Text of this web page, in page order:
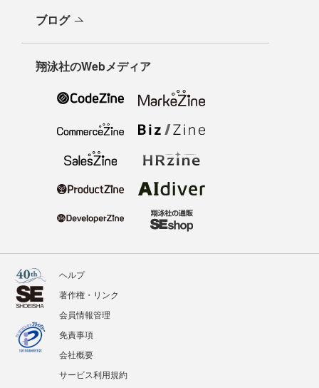
ブログ
翔泳社のWebメディア
ヘルプ
著作権・リンク
会員情報管理
免責事項
会社概要
サービス利用規約